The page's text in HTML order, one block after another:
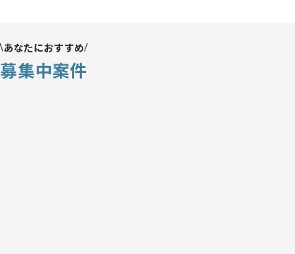
あなたにおすすめ
募集中案件